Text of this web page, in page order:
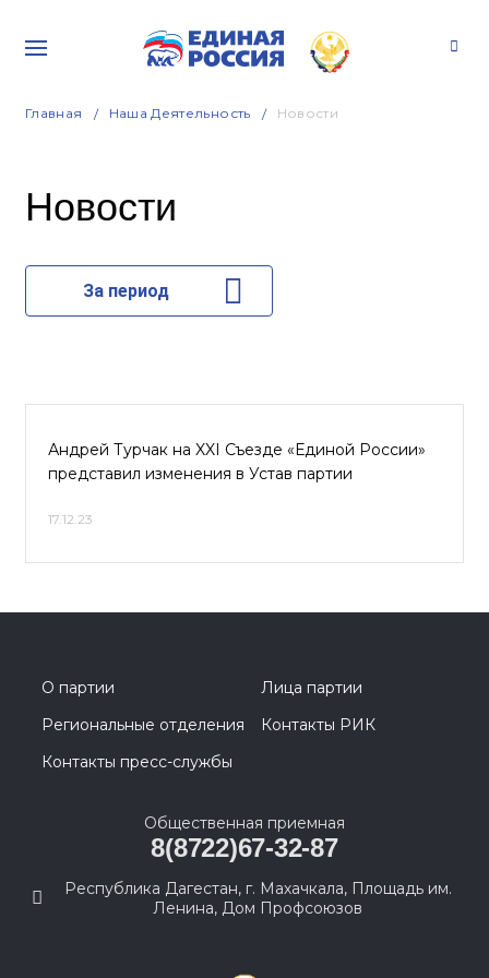
Главная Наша Деятельность Новости
Новости
За период
Андрей Турчак на XXI Съезде «Единой России»
представил изменения в Устав партии
17.12.23
О партии
Лица партии
Региональные отделения
Контакты РИК
Контакты пресс-службы
Общественная приемная
8(8722)67-32-87
Республика Дагестан, г. Махачкала, Площадь им.
Ленина, Дом Профсоюзов